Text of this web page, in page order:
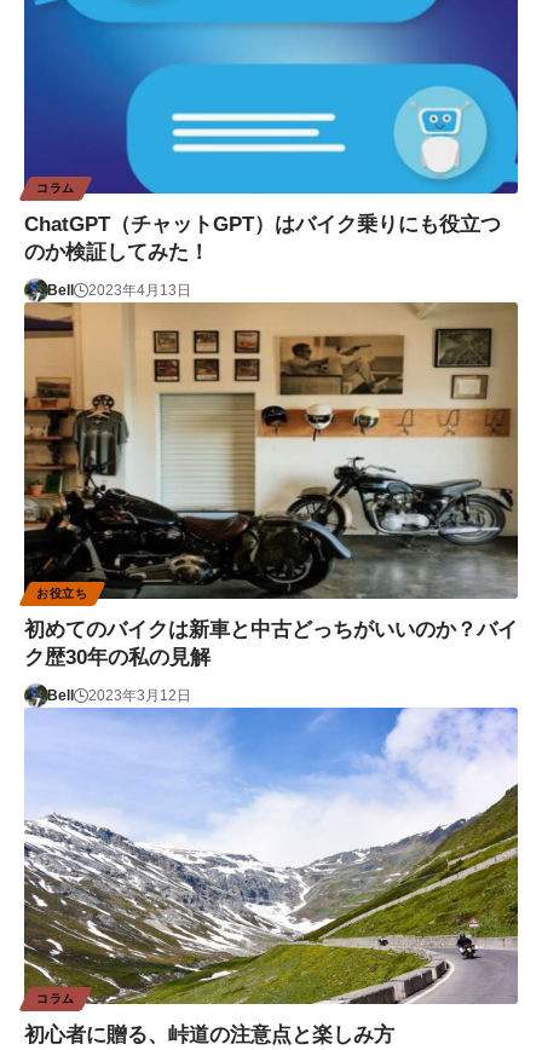
コラム
ChatGPT（チャットGPT）はバイク乗りにも役立つ
のか検証してみた！
Bell 2023年4月13日
お役立ち
初めてのバイクは新車と中古どっちがいいのか？バイ
ク歴30年の私の見解
Bell 2023年3月12日
コラム
初心者に贈る、峠道の注意点と楽しみ方